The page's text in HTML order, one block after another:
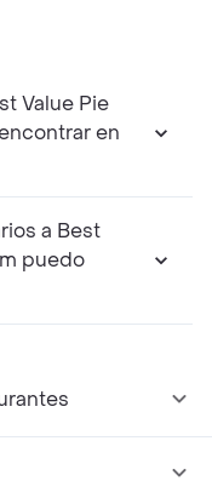
Value Pie
en
a Best
puedo